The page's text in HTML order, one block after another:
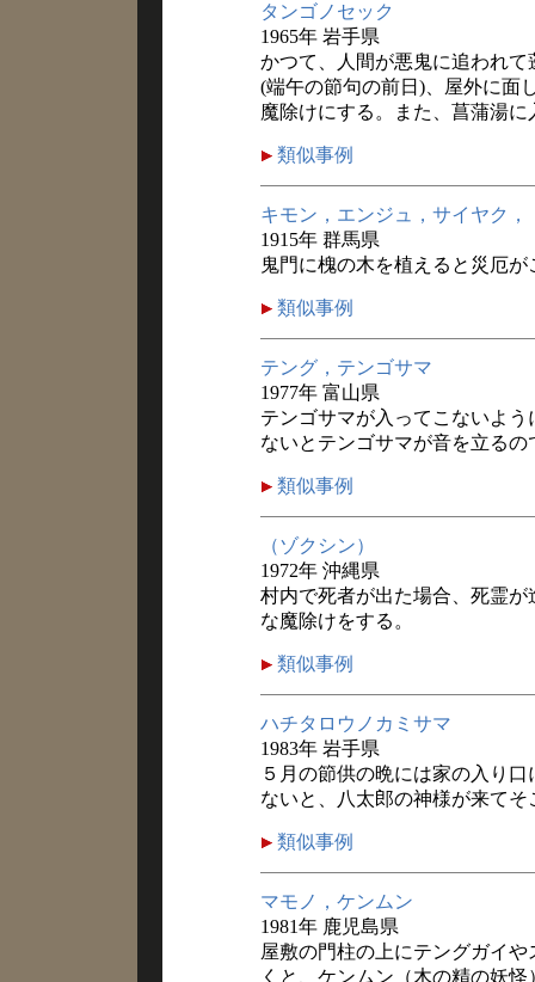
タンゴノセック
1965年 岩手県
かつて、人間が悪鬼に追われ
(端午の節句の前日)、屋外に面
魔除けにする。また、菖蒲湯
類似事例
キモン，エンジュ，サイヤク，
1915年 群馬県
鬼門に槐の木を植えると災厄
類似事例
テング，テンゴサマ
1977年 富山県
テンゴサマが入ってこないよ
ないとテンゴサマが音を立る
類似事例
（ゾクシン）
1972年 沖縄県
村内で死者が出た場合、死霊
な魔除けをする。
類似事例
ハチタロウノカミサマ
1983年 岩手県
５月の節供の晩には家の入り
ないと、八太郎の神様が来て
類似事例
マモノ，ケンムン
1981年 鹿児島県
屋敷の門柱の上にテングガイ
くと、ケンムン（木の精の妖